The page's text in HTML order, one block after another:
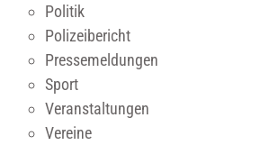
Politik
Polizeibericht
Pressemeldungen
Sport
Veranstaltungen
Vereine